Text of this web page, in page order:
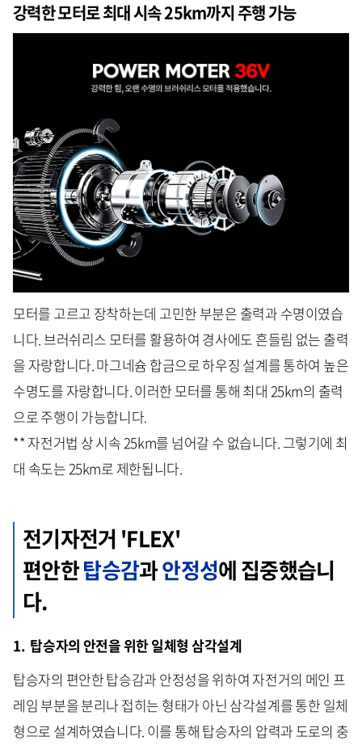
강력한 모터로 최대 시속 25km까지 주행 가능
모터를 고르고 장착하는데 고민한 부분은 출력과 수명이였습
니다. 브러쉬리스 모터를 활용하여 경사에도 흔들림 없는 출력
을 자랑합니다. 마그네슘 합금으로 하우징 설계를 통하여 높은
수명도를 자랑합니다. 이러한 모터를 통해 최대 25km의 출력
으로 주행이 가능합니다.
** 자전거법 상 시속 25km를 넘어갈 수 없습니다. 그렇기에 최
대 속도는 25km로 제한됩니다.
전기자전거 'FLEX'
편안한탑승감과안정성에 집중했습니
다.
1. 탑승자의 안전을 위한 일체형 삼각설계
탑승자의 편안한 탑승감과 안정성을 위하여 자전거의 메인 프
레임 부분을 분리나 접히는 형태가 아닌 삼각설계를 통한 일체
형으로 설계하였습니다. 이를 통해 탑승자의 압력과 도로의 충